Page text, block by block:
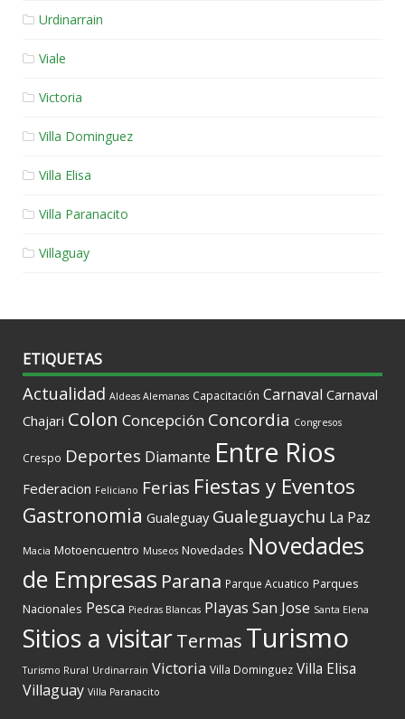
Urdinarrain
Viale
Victoria
Villa Dominguez
Villa Elisa
Villa Paranacito
Villaguay
ETIQUETAS
Actualidad Aldeas Alemanas Capacitación Carnaval Carnaval
Chajari Colon Concepción Concordia Congresos
Crespo Deportes Diamante Entre Rios
Federacion Feliciano Ferias Fiestas y Eventos
Gastronomia Gualeguay Gualeguaychu La Paz
Macia Motoencuentro Museos Novedades Novedades
de Empresas Parana Parque Acuatico Parques
Nacionales Pesca Piedras Blancas Playas San Jose Santa Elena
Sitios a visitarTermas Turismo
Turismo Rural Urdinarrain Victoria Villa Dominguez Villa Elisa
Villaguay Villa Paranacito